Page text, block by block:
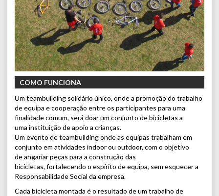
COMO FUNCIONA
Um teambuilding solidário único, onde a promoção do trabalho
de equipa e cooperação entre os participantes para uma
finalidade comum, será doar um conjunto de bicicletas a
uma instituição de apoio a crianças.
Um evento de teambuilding onde as equipas trabalham em
conjunto em atividades indoor ou outdoor, com o objetivo
de angariar peças para a construção das
bicicletas, fortalecendo o espírito de equipa, sem esquecer a
Responsabilidade Social da empresa.
Cada bicicleta montada é o resultado de um trabalho de